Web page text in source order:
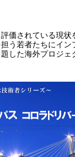
価されている現状
う若者たちにイン
した海外プロジェ